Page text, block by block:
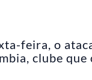
feira, o
clube